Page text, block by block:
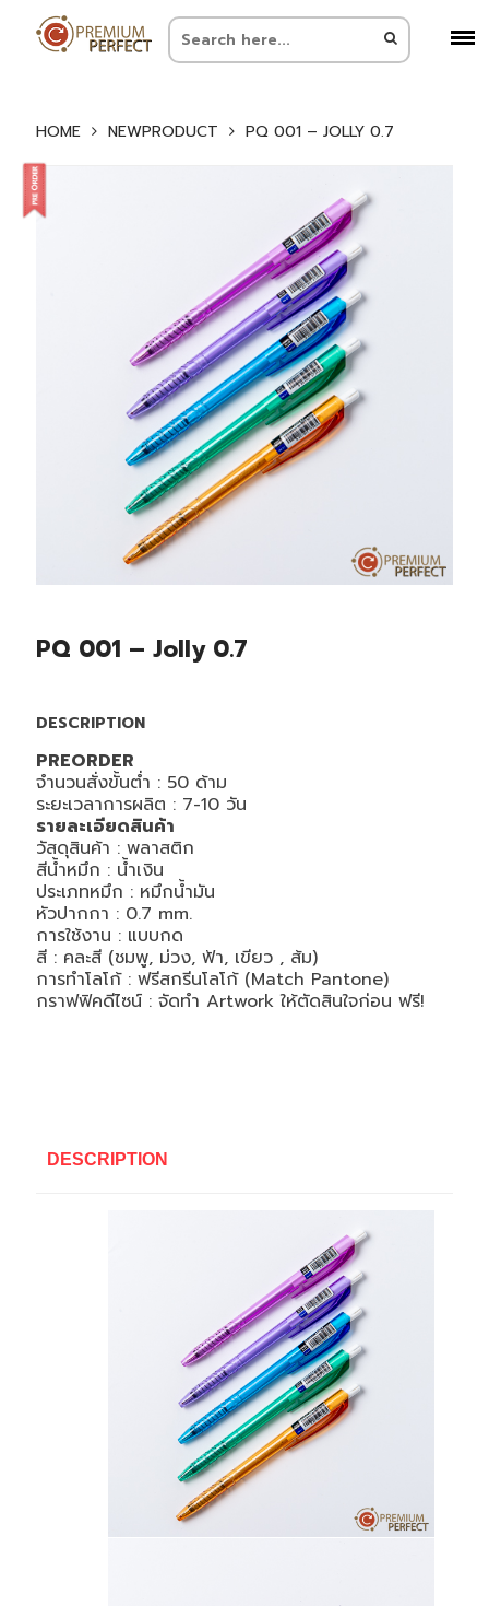
HOME NEWPRODUCT PQ 001 – JOLLY 0.7
PQ 001 – Jolly 0.7
DESCRIPTION
PREORDER
จำนวนสั่งขั้นต่ำ : 50 ด้าม
ระยะเวลาการผลิต : 7-10 วัน
รายละเอียดสินค้า
วัสดุสินค้า : พลาสติก
สีน้ำหมึก : น้ำเงิน
ประเภทหมึก : หมึกน้ำมัน
หัวปากกา : 0.7 mm.
การใช้งาน : แบบกด
สี : คละสี (ชมพู, ม่วง, ฟ้า, เขียว , ส้ม)
การทำโลโก้ : ฟรีสกรีนโลโก้ (Match Pantone)
กราฟฟิคดีไซน์ : จัดทำ Artwork ให้ตัดสินใจก่อน ฟรี!
DESCRIPTION